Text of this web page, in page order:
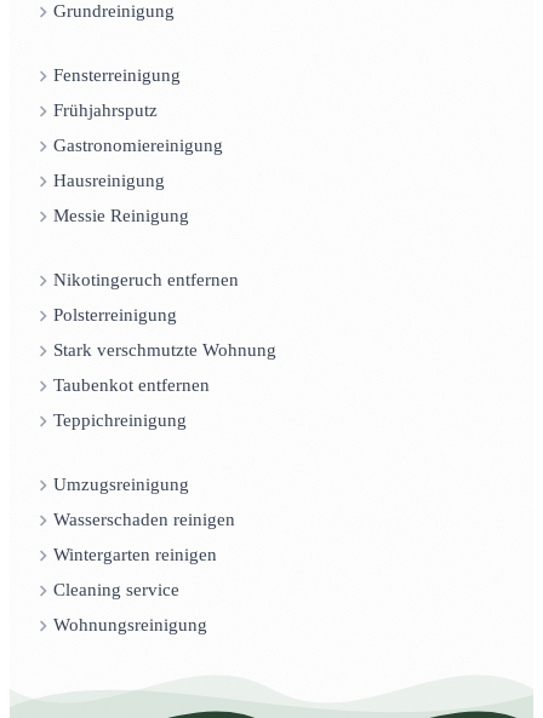
Grundreinigung
Fensterreinigung
Frühjahrsputz
Gastronomiereinigung
Hausreinigung
Messie Reinigung
Nikotingeruch entfernen
Polsterreinigung
Stark verschmutzte Wohnung
Taubenkot entfernen
Teppichreinigung
Umzugsreinigung
Wasserschaden reinigen
Wintergarten reinigen
Cleaning service
Wohnungsreinigung